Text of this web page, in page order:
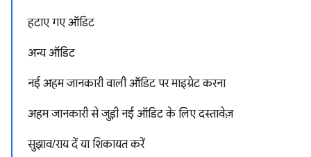
हटाए गए ऑडिट
अन्य ऑडिट
नई अहम जानकारी वाली ऑडिट पर माइग्रेट करना
अहम जानकारी से जुड़ी नई ऑडिट के लिए दस्तावेज़
सुझाव/राय दें या शिकायत करें